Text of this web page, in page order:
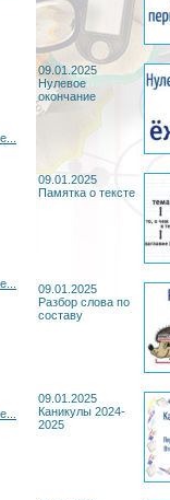
09.01.2025
Нулевое
окончание
09.01.2025
Памятка о тексте
09.01.2025
Разбор слова по
составу
09.01.2025
Каникулы 2024-
2025